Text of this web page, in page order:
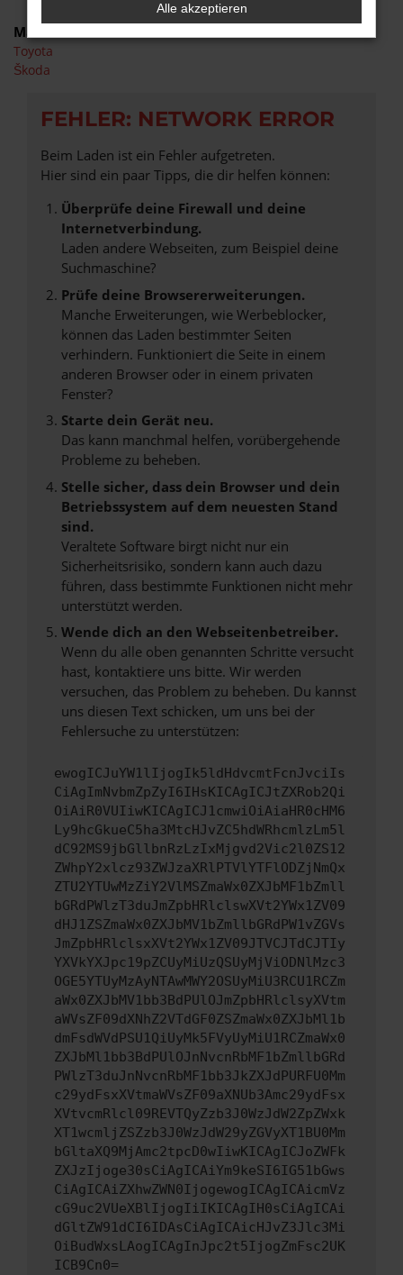
Marken
Toyota
Škoda
FEHLER: NETWORK ERROR
Beim Laden ist ein Fehler aufgetreten.
Hier sind ein paar Tipps, die dir helfen können:
Überprüfe deine Firewall und deine
Internetverbindung.
Laden andere Webseiten, zum Beispiel deine
Suchmaschine?
Prüfe deine Browsererweiterungen.
Manche Erweiterungen, wie Werbeblocker,
können das Laden bestimmter Seiten
verhindern. Funktioniert die Seite in einem
anderen Browser oder in einem privaten
Fenster?
Starte dein Gerät neu.
Das kann manchmal helfen, vorübergehende
Probleme zu beheben.
Stelle sicher, dass dein Browser und dein
Betriebssystem auf dem neuesten Stand
sind.
Veraltete Software birgt nicht nur ein
Sicherheitsrisiko, sondern kann auch dazu
führen, dass bestimmte Funktionen nicht mehr
unterstützt werden.
Wende dich an den Webseitenbetreiber.
Wenn du alle oben genannten Schritte versucht
hast, kontaktiere uns bitte. Wir werden
versuchen, das Problem zu beheben. Du kannst
uns diesen Text schicken, um uns bei der
Fehlersuche zu unterstützen:
ewogICJuYW1lIjogIk5ldHdvcmtFcnJvciIs
CiAgImNvbmZpZyI6IHsKICAgICJtZXRob2Qi
OiAiR0VUIiwKICAgICJ1cmwiOiAiaHR0cHM6
Ly9hcGkueC5ha3MtcHJvZC5hdWRhcmlzLm5l
dC92MS9jbGllbnRzLzIxMjgvd2Vic2l0ZS12
ZWhpY2xlcz93ZWJzaXRlPTVlYTFlODZjNmQx
ZTU2YTUwMzZiY2VlMSZmaWx0ZXJbMF1bZmll
bGRdPWlzT3duJmZpbHRlclswXVt2YWx1ZV09
dHJ1ZSZmaWx0ZXJbMV1bZmllbGRdPW1vZGVs
JmZpbHRlclsxXVt2YWx1ZV09JTVCJTdCJTIy
YXVkYXJpc19pZCUyMiUzQSUyMjViODNlMzc3
OGE5YTUyMzAyNTAwMWY2OSUyMiU3RCU1RCZm
aWx0ZXJbMV1bb3BdPUlOJmZpbHRlclsyXVtm
aWVsZF09dXNhZ2VTdGF0ZSZmaWx0ZXJbMl1b
dmFsdWVdPSU1QiUyMk5FVyUyMiU1RCZmaWx0
ZXJbMl1bb3BdPUlOJnNvcnRbMF1bZmllbGRd
PWlzT3duJnNvcnRbMF1bb3JkZXJdPURFU0Mm
c29ydFsxXVtmaWVsZF09aXNUb3Amc29ydFsx
XVtvcmRlcl09REVTQyZzb3J0WzJdW2ZpZWxk
XT1wcmljZSZzb3J0WzJdW29yZGVyXT1BU0Mm
bGltaXQ9MjAmc2tpcD0wIiwKICAgICJoZWFk
ZXJzIjoge30sCiAgICAiYm9keSI6IG51bGws
CiAgICAiZXhwZWN0IjogewogICAgICAicmVz
cG9uc2VUeXBlIjogIiIKICAgIH0sCiAgICAi
dGltZW91dCI6IDAsCiAgICAicHJvZ3Jlc3Mi
OiBudWxsLAogICAgInJpc2t5IjogZmFsc2UK
ICB9Cn0=
Alle akzeptieren